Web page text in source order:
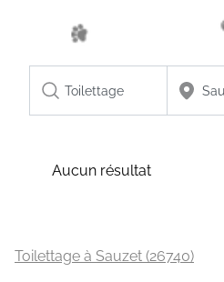
Aucun résultat
Toilettage à Sauzet (26740)